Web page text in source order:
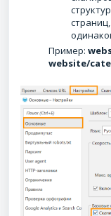
Пример:
website/